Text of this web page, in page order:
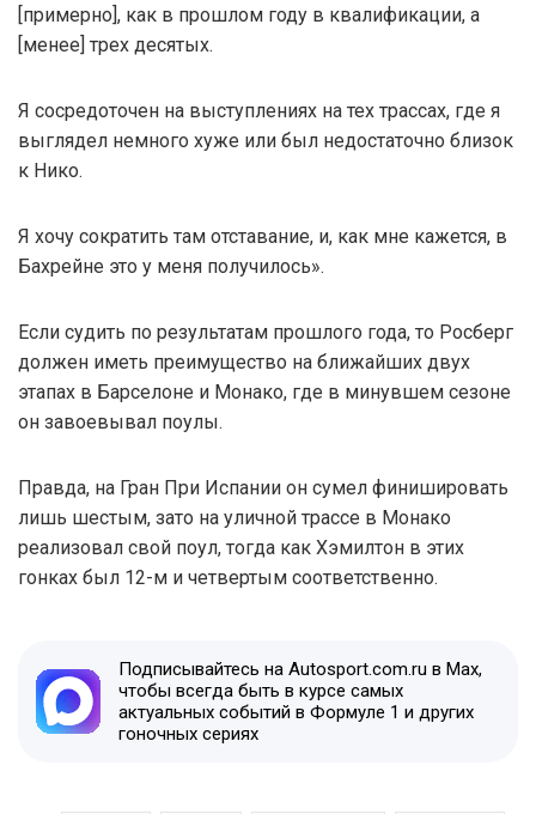
[примерно], как в прошлом году в квалификации, а
[менее] трех десятых.
Я сосредоточен на выступлениях на тех трассах, где я
выглядел немного хуже или был недостаточно близок
к Нико.
Я хочу сократить там отставание, и, как мне кажется, в
Бахрейне это у меня получилось».
Если судить по результатам прошлого года, то Росберг
должен иметь преимущество на ближайших двух
этапах в Барселоне и Монако, где в минувшем сезоне
он завоевывал поулы.
Правда, на Гран При Испании он сумел финишировать
лишь шестым, зато на уличной трассе в Монако
реализовал свой поул, тогда как Хэмилтон в этих
гонках был 12-м и четвертым соответственно.
Подписывайтесь на Autosport.com.ru в Max,
чтобы всегда быть в курсе самых
актуальных событий в Формуле 1 и других
гоночных сериях